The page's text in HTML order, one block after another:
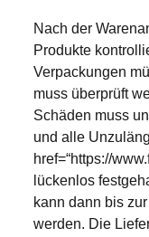
Nach der
Produkte
Verpackungen
muss überprüft
Schäden muss
und alle
href=“https://
lückenlos
kann dann bis
werden. Die